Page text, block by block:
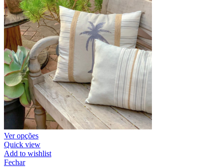
Ver opções
Quick view
Add to wishlist
Fechar